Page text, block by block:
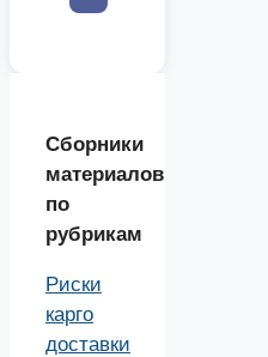
Сборники
материалов
по
рубрикам
Риски
карго
доставки